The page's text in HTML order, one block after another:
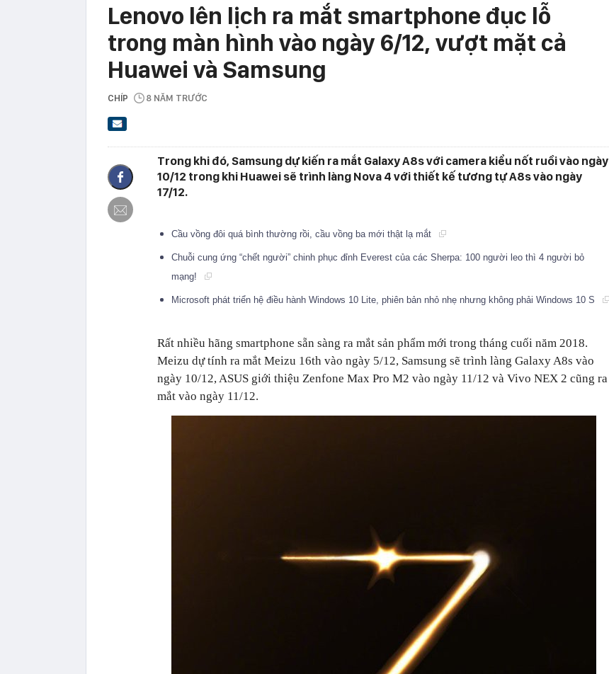
Lenovo lên lịch ra mắt smartphone đục lỗ
trong màn hình vào ngày 6/12, vượt mặt cả
Huawei và Samsung
CHÍP 8 NĂM TRƯỚC
Trong khi đó, Samsung dự kiến ra mắt Galaxy A8s với camera kiểu nốt ruồi vào ngày
10/12 trong khi Huawei sẽ trình làng Nova 4 với thiết kế tương tự A8s vào ngày
17/12.
Cầu vồng đôi quá bình thường rồi, cầu vồng ba mới thật lạ mắt
Chuỗi cung ứng “chết người” chinh phục đỉnh Everest của các Sherpa: 100 người leo thì 4 người bỏ
mạng!
Microsoft phát triển hệ điều hành Windows 10 Lite, phiên bản nhỏ nhẹ nhưng không phải Windows 10 S
Rất nhiều hãng smartphone sẵn sàng ra mắt sản phẩm mới trong tháng cuối năm 2018.
Meizu dự tính ra mắt Meizu 16th vào ngày 5/12, Samsung sẽ trình làng Galaxy A8s vào
ngày 10/12, ASUS giới thiệu Zenfone Max Pro M2 vào ngày 11/12 và Vivo NEX 2 cũng ra
mắt vào ngày 11/12.